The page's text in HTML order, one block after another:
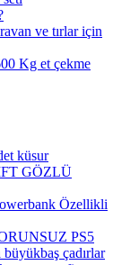
ve tırlar için
Kg et çekme
küsur
GÖZLÜ
Özellikli
PS5
çadırlar